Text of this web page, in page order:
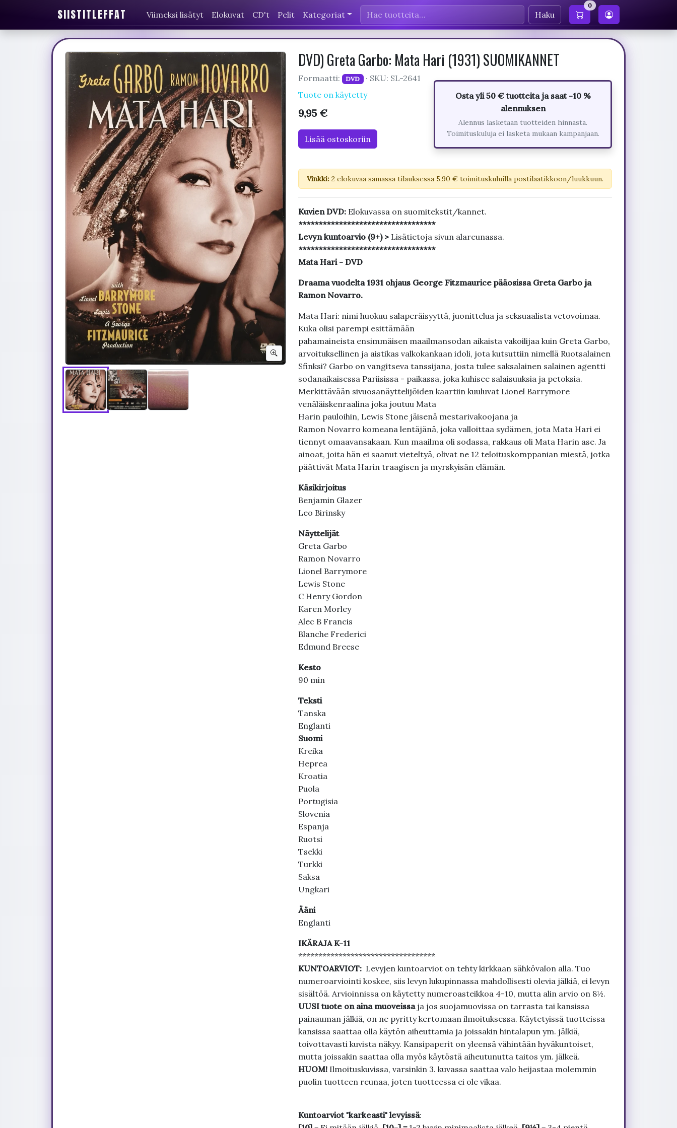
SIISTITLEFFAT Viimeksi lisätyt Elokuvat CD't Pelit Kategoriat Haku
0
DVD) Greta Garbo: Mata Hari (1931) SUOMIKANNET
Formaatti: DVD
· SKU: SL-2641
Tuote on käytetty
9,95 €
Lisää ostoskoriin
Osta yli 50 € tuotteita ja saat -10 %
alennuksen
Alennus lasketaan tuotteiden hinnasta.
Toimituskuluja ei lasketa mukaan kampanjaan.
Vinkki:2 elokuvaa samassa tilauksessa 5,90 € toimituskuluilla postilaatikkoon/luukkuun.
Kuvien DVD: Elokuvassa on suomitekstit/kannet.
**********************************
Levyn kuntoarvio (9+) > Lisätietoja sivun alareunassa.
**********************************
Mata Hari - DVD
Draama vuodelta 1931 ohjaus George Fitzmaurice pääosissa Greta Garbo ja
Ramon Novarro.
Mata Hari: nimi huokuu salaperäisyyttä, juonittelua ja seksuaalista vetovoimaa.
Kuka olisi parempi esittämään
pahamaineista ensimmäisen maailmansodan aikaista vakoilijaa kuin Greta Garbo,
arvoituksellinen ja aistikas valkokankaan idoli, jota kutsuttiin nimellä Ruotsalainen
Sfinksi? Garbo on vangitseva tanssijana, josta tulee saksalainen salainen agentti
sodanaikaisessa Pariisissa - paikassa, joka kuhisee salaisuuksia ja petoksia.
Merkittävään sivuosanäyttelijöiden kaartiin kuuluvat Lionel Barrymore
venäläiskenraalina joka joutuu Mata
Harin pauloihin, Lewis Stone jäisenä mestarivakoojana ja
Ramon Novarro komeana lentäjänä, joka valloittaa sydämen, jota Mata Hari ei
tiennyt omaavansakaan. Kun maailma oli sodassa, rakkaus oli Mata Harin ase. Ja
ainoat, joita hän ei saanut vieteltyä, olivat ne 12 teloituskomppanian miestä, jotka
päättivät Mata Harin traagisen ja myrskyisän elämän.
Käsikirjoitus
Benjamin Glazer
Leo Birinsky
Näyttelijät
Greta Garbo
Ramon Novarro
Lionel Barrymore
Lewis Stone
C Henry Gordon
Karen Morley
Alec B Francis
Blanche Frederici
Edmund Breese
Kesto
90 min
Teksti
Tanska
Englanti
Suomi
Kreika
Heprea
Kroatia
Puola
Portugisia
Slovenia
Espanja
Ruotsi
Tsekki
Turkki
Saksa
Ungkari
Ääni
Englanti
IKÄRAJA K-11
**********************************
KUNTOARVIOT: Levyjen kuntoarviot on tehty kirkkaan sähkövalon alla. Tuo
numeroarviointi koskee, siis levyn lukupinnassa mahdollisesti olevia jälkiä, ei levyn
sisältöä. Arvioinnissa on käytetty numeroasteikkoa 4-10, mutta alin arvio on 8½.
UUSI tuote on aina muoveissa ja jos suojamuovissa on tarrasta tai kansissa
painauman jälkiä, on ne pyritty kertomaan ilmoituksessa. Käytetyissä tuotteissa
kansissa saattaa olla käytön aiheuttamia ja joissakin hintalapun ym. jälkiä,
toivottavasti kuvista näkyy. Kansipaperit on yleensä vähintään hyväkuntoiset,
mutta joissakin saattaa olla myös käytöstä aiheutunutta taitos ym. jälkeä.
HUOM!Ilmoituskuvissa, varsinkin 3. kuvassa saattaa valo heijastaa molemmin
puolin tuotteen reunaa, joten tuotteessa ei ole vikaa.
Kuntoarviot "karkeasti" levyissä: